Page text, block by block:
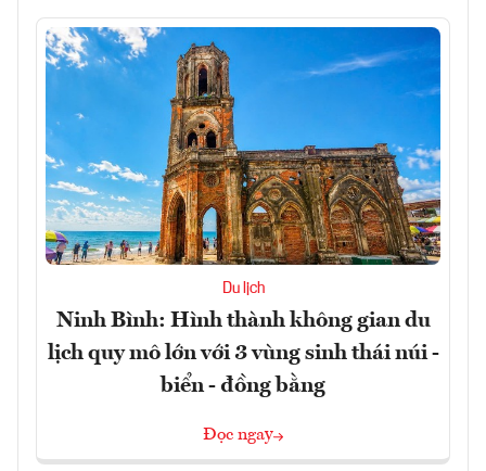
Du lịch
Ninh Bình: Hình thành không gian du
lịch quy mô lớn với 3 vùng sinh thái núi -
biển - đồng bằng
Đọc ngay